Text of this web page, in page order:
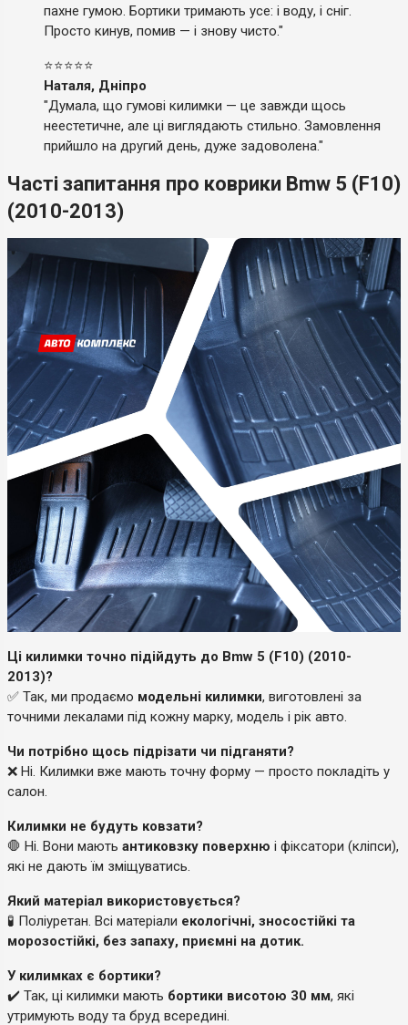
пахне гумою. Бортики тримають усе: і воду, і сніг.
Просто кинув, помив — і знову чисто."
⭐⭐⭐⭐⭐
Наталя, Дніпро
"Думала, що гумові килимки — це завжди щось
неестетичне, але ці виглядають стильно. Замовлення
прийшло на другий день, дуже задоволена."
Часті запитання про коврики Bmw 5 (F10)
(2010-2013)
Ці килимки точно підійдуть до Bmw 5 (F10) (2010-
2013)?
✅ Так, ми продаємо модельні килимки, виготовлені за
точними лекалами під кожну марку, модель і рік авто.
Чи потрібно щось підрізати чи підганяти?
❌ Ні. Килимки вже мають точну форму — просто покладіть у
салон.
Килимки не будуть ковзати?
🛑 Ні. Вони мають антиковзку поверхню і фіксатори (кліпси),
які не дають їм зміщуватись.
Який матеріал використовується?
🧪 Поліуретан. Всі матеріали екологічні, зносостійкі та
морозостійкі, без запаху, приємні на дотик.
У килимках є бортики?
✔️ Так, ці килимки мають бортики висотою 30 мм, які
утримують воду та бруд всередині.